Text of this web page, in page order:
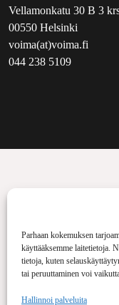
Parhaan kokemuksen
käyttääksemme laitetietoja.
tietoja, kuten
tai peruuttaminen voi
Hallinnoi palveluita
Vellamonkatu 30 B 3
00550 Helsinki
voima(at)voima.fi
044 238 5109